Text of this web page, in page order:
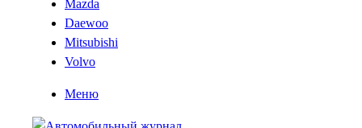
Mazda
Daewoo
Mitsubishi
Volvo
Меню